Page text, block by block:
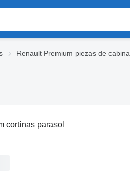
Renault Premium piezas de cabina
cortinas parasol